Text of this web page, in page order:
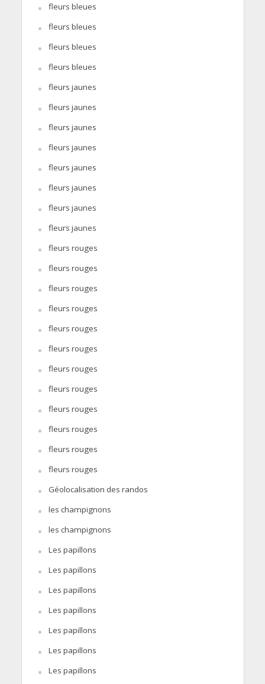
fleurs bleues
fleurs bleues
fleurs bleues
fleurs bleues
fleurs jaunes
fleurs jaunes
fleurs jaunes
fleurs jaunes
fleurs jaunes
fleurs jaunes
fleurs jaunes
fleurs jaunes
fleurs rouges
fleurs rouges
fleurs rouges
fleurs rouges
fleurs rouges
fleurs rouges
fleurs rouges
fleurs rouges
fleurs rouges
fleurs rouges
fleurs rouges
fleurs rouges
Géolocalisation des randos
les champignons
les champignons
Les papillons
Les papillons
Les papillons
Les papillons
Les papillons
Les papillons
Les papillons